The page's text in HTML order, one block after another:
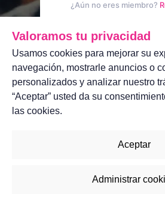
¿Aún no eres miembro?
Valoramos tu privacidad
Usamos cookies para mejorar su
navegación, mostrarle anuncios o
personalizados y analizar nuestro
“Aceptar” usted da su
las cookies.
Aceptar
Administrar